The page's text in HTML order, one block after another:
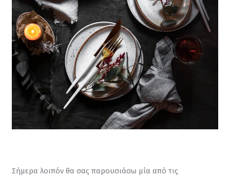
Σήμερα λοιπόν θα σας παρουσιάσω μία από τις